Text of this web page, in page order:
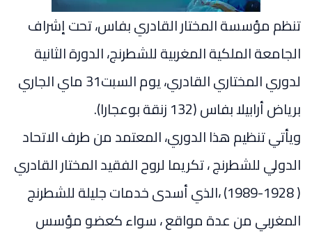
تنظم مؤسسة المختار القادري بفاس، تحت إشراف
الجامعة الملكية المغربية للشطرنج، الدورة الثانية
لدوري المختاري القادري، يوم السبت31 ماي الجاري
برياض أرابيلا بفاس (132 زنقة بوعجارا).
ويأتي تنظيم هذا الدوري، المعتمد من طرف الاتحاد
الدولي للشطرنج ، تكريما لروح الفقيد المختار القادري
( 1928-1989) ،الذي أسدى خدمات جليلة للشطرنج
المغربي من عدة مواقع ، سواء كعضو مؤسس